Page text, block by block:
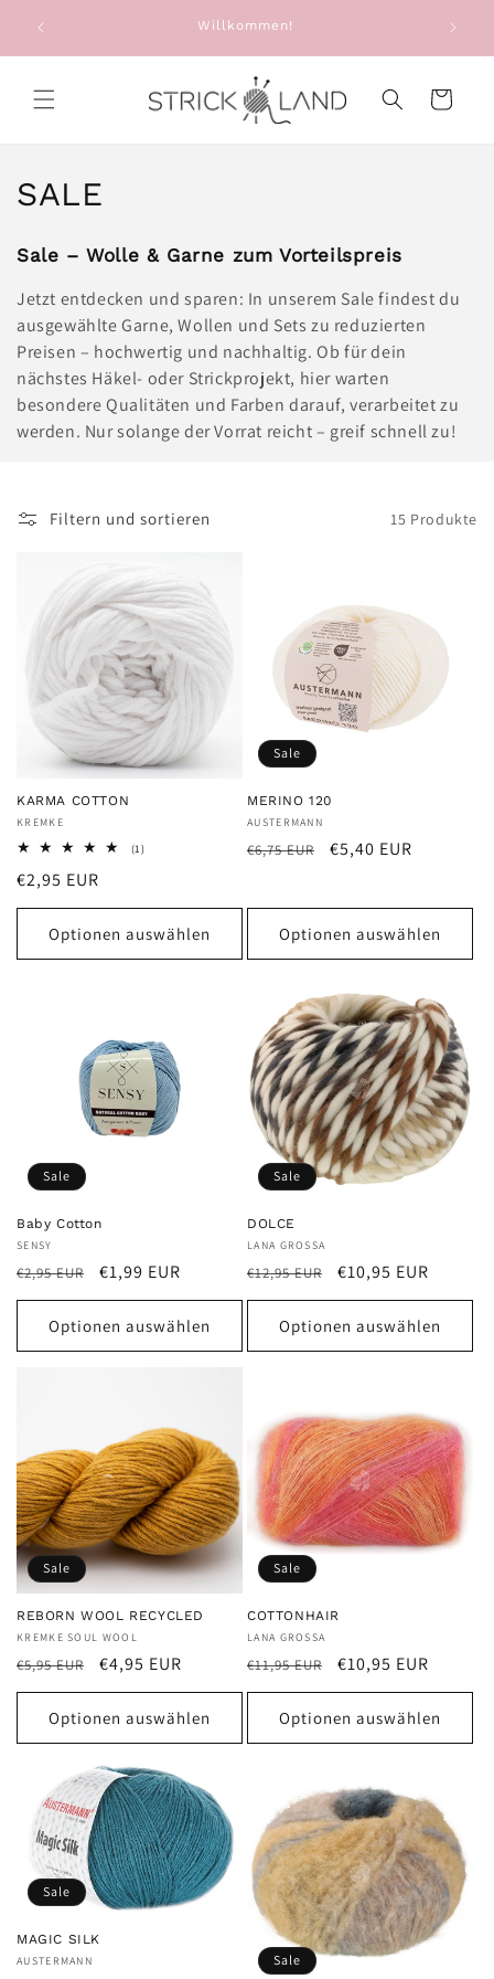
Inhalt
Willkommen! Sie
Warenkorb
K
e
g
o
e
SALE
Sale – Wolle & Garne zum Vorteilspreis
Jetzt entdecken und sparen: In unserem Sale findest du
ausgewählte Garne, Wollen und Sets zu reduzierten
Preisen – hochwertig und nachhaltig. Ob für dein
nächstes Häkel- oder Strickprojekt, hier warten
besondere Qualitäten und Farben darauf, verarbeitet zu
werden. Nur solange der Vorrat reicht – greif schnell zu!
Filtern und sortieren 15 Produkte
KARMA COTTON
Anbieter:
KREMKE
(1)1
Normaler
Preis
€2,95 EUR
Optionen auswählen
Sale
MERINO 120
Anbieter:
AUSTERMANN
Normaler
€6,75 EUR Verkaufspreis
€5,40 EUR
Optionen auswählen
Sale
Baby Cotton
Anbieter:
SENSY
Normaler
Preis
€2,95 EUR Verkaufspreis
€1,99 EUR
Optionen auswählen
Sale
DOLCE
Anbieter:
LANA GROSSA
Normaler
Preis
€12,95 EUR Verkaufspreis
€10,95 EUR
Optionen auswählen
Sale
REBORN WOOL RECYCLED
Anbieter:
KREMKE SOUL WOOL
Normaler
Preis
€5,95 EUR Verkaufspreis
€4,95 EUR
Optionen auswählen
Sale
COTTONHAIR
Anbieter:
LANA GROSSA
Normaler
Preis
€11,95 EUR Verkaufspreis
€10,95 EUR
Optionen auswählen
Sale
MAGIC SILK
Anbieter:
AUSTERMANN Sale